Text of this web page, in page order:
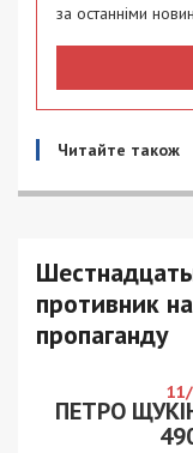
за останніми
Читайте також
противник
пропаганду
ПЕТРО